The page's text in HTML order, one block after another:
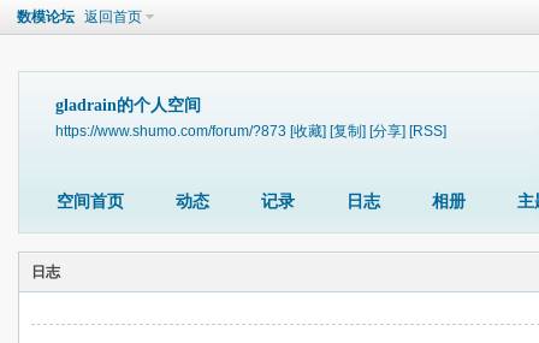
数模论坛 返回首页
gladrain的个人空间
https://www.shumo.com/forum/?873 [收藏] [复制] [分享] [RSS]
空间首页 动态 记录 日志 相册 主
日志